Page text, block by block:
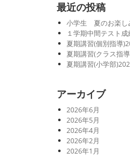
最近の投稿
小学生 夏のお楽し
１学期中間テスト
夏期講習(個別指導
夏期講習(クラス指
夏期講習(小学部
アーカイブ
2026年6月
2026年5月
2026年4月
2026年2月
2026年1月